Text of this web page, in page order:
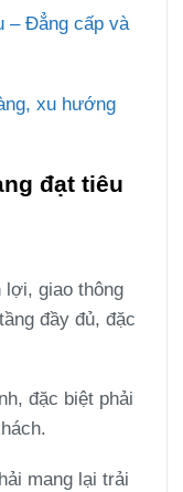
– Đẳng cấp và
xu hướng
đạt tiêu
giao thông
đầy đủ, đặc
đặc biệt phải
mang lại trải